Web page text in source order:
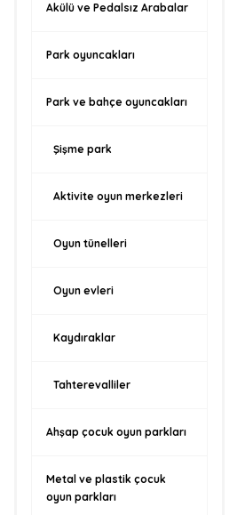
Akülü ve Pedalsız Arabalar
Park oyuncakları
Park ve bahçe oyuncakları
Şişme park
Aktivite oyun merkezleri
Oyun tünelleri
Oyun evleri
Kaydıraklar
Tahterevalliler
Ahşap çocuk oyun parkları
Metal ve plastik çocuk
oyun parkları